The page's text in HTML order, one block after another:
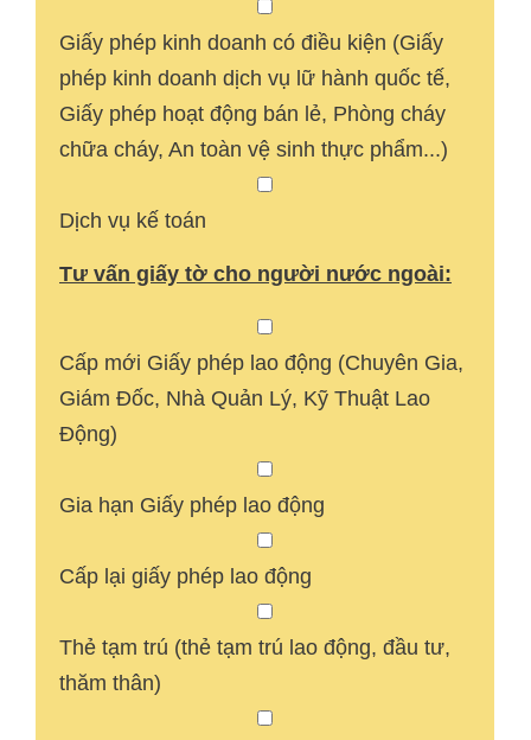
Giấy phép kinh doanh có điều kiện (Giấy
phép kinh doanh dịch vụ lữ hành quốc tế,
Giấy phép hoạt động bán lẻ, Phòng cháy
chữa cháy, An toàn vệ sinh thực phẩm...)
Dịch vụ kế toán
Tư vấn giấy tờ cho người nước ngoài:
Cấp mới Giấy phép lao động (Chuyên Gia,
Giám Đốc, Nhà Quản Lý, Kỹ Thuật Lao
Động)
Gia hạn Giấy phép lao động
Cấp lại giấy phép lao động
Thẻ tạm trú (thẻ tạm trú lao động, đầu tư,
thăm thân)